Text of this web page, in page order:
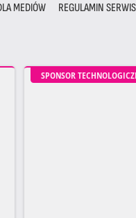
MEDIÓW REGULAMIN
SPONSOR